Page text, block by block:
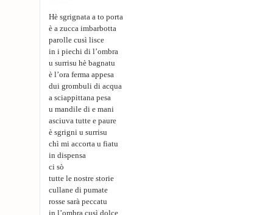
Hè sgrignata a to porta
è a zucca imbarbotta
parolle cusì lisce
in i piechi di l’ombra
u surrisu hè bagnatu
è l’ora ferma appesa
dui grombuli di acqua
a sciappittana pesa
u mandile di e mani
asciuva tutte e paure
è sgrigni u surrisu
chì mi accorta u fiatu
in dispensa
ci sò
tutte le nostre storie
cullane di pumate
rosse sarà peccatu
in l’ombra cusì dolce